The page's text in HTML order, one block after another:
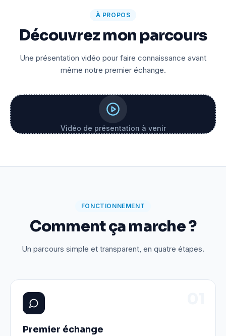
À PROPOS
Découvrez mon parcours
Une présentation vidéo pour faire connaissance avant
même notre premier échange.
Vidéo de présentation à venir
FONCTIONNEMENT
Comment ça marche ?
Un parcours simple et transparent, en quatre étapes.
Premier échange